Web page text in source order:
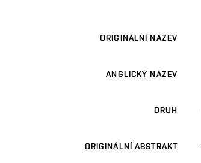
ORIGINÁLNÍ NÁZEV
ANGLICKÝ NÁZEV
DRUH
ORIGINÁLNÍ ABSTRAKT